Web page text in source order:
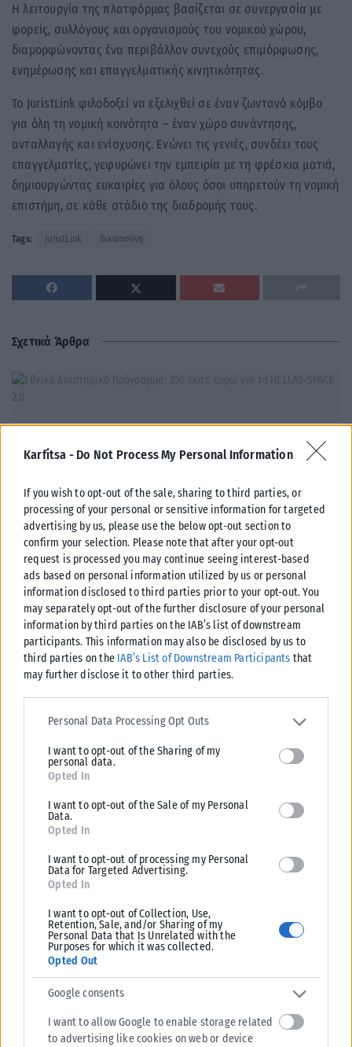
Karfitsa - Do Not Process My Personal Information
If you wish to opt-out of the sale, sharing to third parties, or
processing of your personal or sensitive information for targeted
advertising by us, please use the below opt-out section to
confirm your selection. Please note that after your opt-out
request is processed you may continue seeing interest-based
ads based on personal information utilized by us or personal
information disclosed to third parties prior to your opt-out. You
may separately opt-out of the further disclosure of your personal
information by third parties on the IAB’s list of downstream
participants. This information may also be disclosed by us to
third parties on the IAB’s List of Downstream Participants that
may further disclose it to other third parties.
Please note that this website/app uses one or more Google
services and may gather and store information including but not
deny consent to Google and its third-party tags to use your data
for below specified purposes in below Google consent section.
Personal Data Processing Opt Outs
I want to opt-out of the Sharing of my
personal data.
Opted In
I want to opt-out of the Sale of my Personal
Data.
Opted In
I want to opt-out of processing my Personal
Data for Targeted Advertising.
Opted In
I want to opt-out of Collection, Use,
Retention, Sale, and/or Sharing of my
Personal Data that Is Unrelated with the
Purposes for which it was collected.
Opted Out
Google consents
I want to allow Google to enable storage related
to advertising like cookies on web or device
Η λειτουργία της πλατφόρμας βασίζεται σε συνεργασία με
φορείς, συλλόγους και οργανισμούς του νομικού χώρου,
διαμορφώνοντας ένα περιβάλλον συνεχούς επιμόρφωσης,
ενημέρωσης και επαγγελματικής κινητικότητας.
Το JuristLink φιλοδοξεί να εξελιχθεί σε έναν ζωντανό κόμβο
για όλη τη νομική κοινότητα – έναν χώρο συνάντησης,
ανταλλαγής και ενίσχυσης. Ενώνει τις γενιές, συνδέει τους
επαγγελματίες, γεφυρώνει την εμπειρία με τη φρέσκια ματιά,
δημιουργώντας ευκαιρίες για όλους όσοι υπηρετούν τη νομική
επιστήμη, σε κάθε στάδιο της διαδρομής τους.
Tags: JuristLink δικαιοσύνη
Σχετικά Άρθρα
ΕΛΛΆΔΑ
Εθνικό Διαστημικό Πρόγραμμα: 350 εκατ. ευρώ για το
HELLAS-SPACE 2.0
Το νέο Εθνικό Διαστημικό Πρόγραμμα «HELLAS-SPACE 2.0», συνολικού
προϋπολογισμού 350 εκατ. ευρώ, παρουσίασε το υπουργείο Ψηφιακής
Διακυβέρνησης και Τεχνητής Νοημοσύνης....
ΑΝΑΡΤΉΘΗΚΕ ΑΠΌKARFITSANEWS 31/07/2026
ΤΕΧΝΟΛΟΓΊΑ
Μεγαλύτερες οθόνες στα έξυπνα κινητά: Τι ζητούν οι
Επτά στους δέκα Ευρωπαίους επιθυμούν την ευελιξία ενός λεπτού